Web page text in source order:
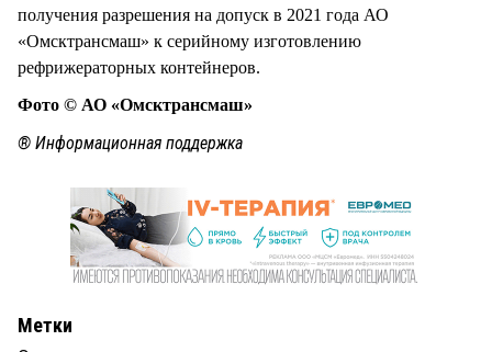
получения разрешения на допуск в 2021 года АО
«Омсктрансмаш» к серийному изготовлению
рефрижераторных контейнеров.
Фото © АО «Омсктрансмаш»
® Информационная поддержка
Метки